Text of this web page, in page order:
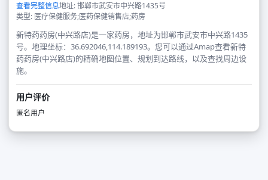
查看完整信息地址: 邯郸市武安市中兴路1435号
类型: 医疗保健服务;医药保健销售店;药房
新特药药房(中兴路店)是一家药房，地址为邯郸市武安市中兴路1435
号。地理坐标：36.692046,114.189193。您可以通过Amap查看新特
药药房(中兴路店)的精确地图位置、规划到达路线，以及查找周边设
施。
用户评价
匿名用户